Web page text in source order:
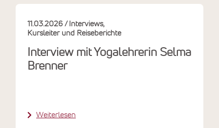
Interview mit Yogalehrerin Selma
Brenner
11.03.2026
Interviews
Kursleiter und Reiseberichte
Weiterlesen